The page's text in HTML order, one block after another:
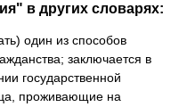
в других словарях:
один из способов
заключается в
государственной
проживающие на